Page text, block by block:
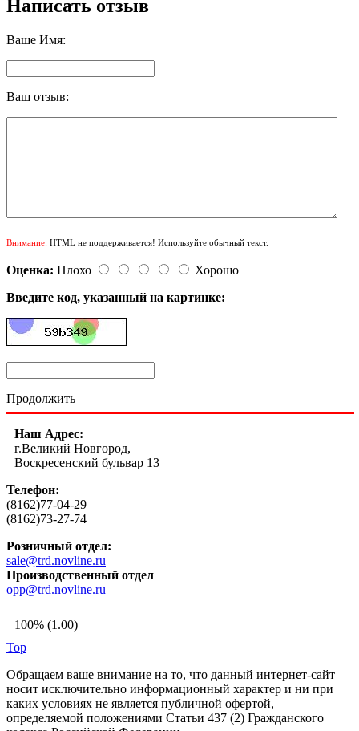
Написать отзыв
Ваше Имя:
Ваш отзыв:
Внимание: HTML не поддерживается! Используйте обычный текст.
Оценка: Плохо
Хорошо
Введите код, указанный на картинке:
Продолжить
Наш Адрес:
г.Великий Новгород,
Воскресенский бульвар 13
Телефон:
(8162)77-04-29
(8162)73-27-74
Розничный отдел:
sale@trd.novline.ru
Производственный отдел
opp@trd.novline.ru
100% (1.00)
Top
Обращаем ваше внимание на то, что данный интернет-сайт
носит исключительно информационный характер и ни при
каких условиях не является публичной офертой,
определяемой положениями Статьи 437 (2) Гражданского